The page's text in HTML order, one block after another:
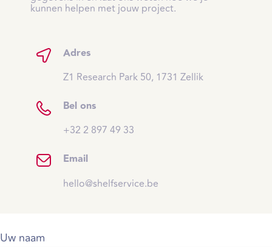
kunnen helpen met jouw project.
Adres
Z1 Research Park 50, 1731 Zellik
Bel ons
+32 2 897 49 33
Email
hello@shelfservice.be
Uw naam